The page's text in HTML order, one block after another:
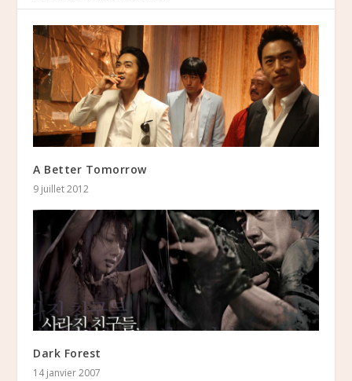
A Better Tomorrow
9 juillet 2012
Dark Forest
14 janvier 2007